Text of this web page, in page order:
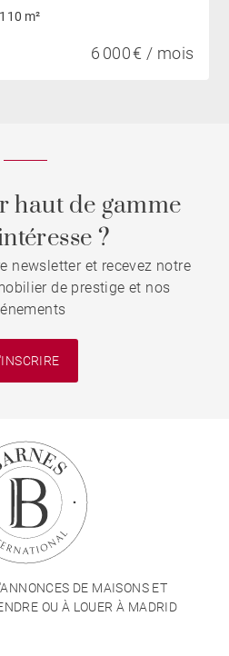
110 m²
6 000 € / mois
haut de gamme
?
newsletter et recevez notre
de prestige et nos
DE MAISONS ET
OU À LOUER À MADRID